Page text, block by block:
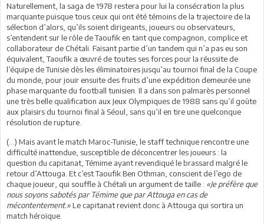
Naturellement, la saga de 1978 restera pour lui la consécration la plus
marquante puisque tous ceux qui ont été témoins de la trajectoire de la
sélection d’alors, qu’ils soient dirigeants, joueurs ou observateurs,
s’entendent sur le rôle de Taoufik en tant que compagnon, complice et
collaborateur de Chétali. Faisant partie d’un tandem qui n’a pas eu son
équivalent, Taoufik a œuvré de toutes ses forces pour la réussite de
l’équipe de Tunisie dès les éliminatoires jusqu’au tournoi final de la Coupe
du monde, pour jouir ensuite des fruits d’une expédition demeurée une
phase marquante du football tunisien. Il a dans son palmarès personnel
une très belle qualification aux Jeux Olympiques de 1988 sans qu’il goûte
aux plaisirs du tournoi final à Séoul, sans qu’il en tire une quelconque
résolution de rupture.
(…) Mais avant le match Maroc-Tunisie, le staff technique rencontre une
difficulté inattendue, susceptible de déconcentrer les joueurs : la
question du capitanat, Témime ayant revendiqué le brassard malgré le
retour d’Attouga. Et c’est Taoufik Ben Othman, conscient de l’ego de
chaque joueur, qui souffle à Chétali un argument de taille : «Je préfère que
nous soyons sabotés par Témime que par Attouga en cas de
mécontentement.»Le capitanat revient donc à Attouga qui sortira un
match héroïque.